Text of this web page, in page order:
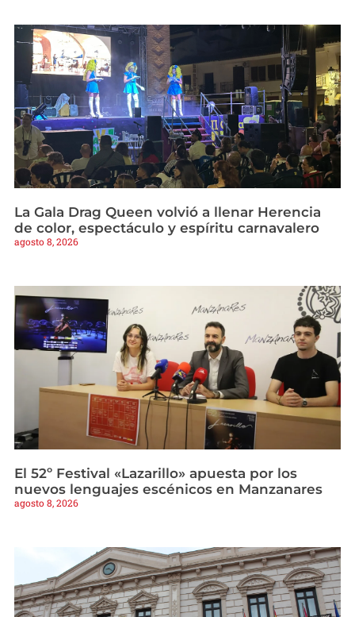
La Gala Drag Queen volvió a llenar Herencia
de color, espectáculo y espíritu carnavalero
agosto 8, 2026
El 52º Festival «Lazarillo» apuesta por los
nuevos lenguajes escénicos en Manzanares
agosto 8, 2026